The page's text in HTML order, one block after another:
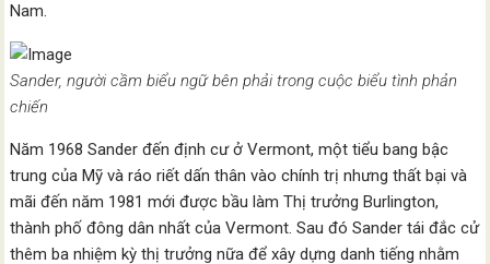
Nam.
Sander, người cầm biểu ngữ bên phải trong cuộc biểu tình phản
chiến
Năm 1968 Sander đến định cư ở Vermont, một tiểu bang bậc
trung của Mỹ và ráo riết dấn thân vào chính trị nhưng thất bại và
mãi đến năm 1981 mới được bầu làm Thị trưởng Burlington,
thành phố đông dân nhất của Vermont. Sau đó Sander tái đắc cử
thêm ba nhiệm kỳ thị trưởng nữa để xây dựng danh tiếng nhằm